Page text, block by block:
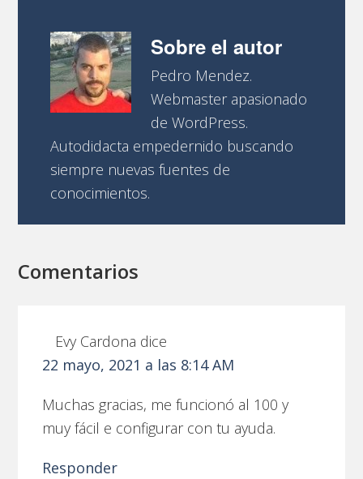
Sobre el autor
Pedro Mendez.
Webmaster apasionado
de WordPress.
Autodidacta empedernido buscando
siempre nuevas fuentes de
conocimientos.
Comentarios
Evy Cardona dice
22 mayo, 2021 a las 8:14 AM
Muchas gracias, me funcionó al 100 y
muy fácil e configurar con tu ayuda.
Responder